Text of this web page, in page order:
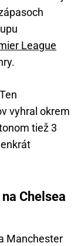
League
vyhral okrem
tiež 3
Chelsea
Manchester